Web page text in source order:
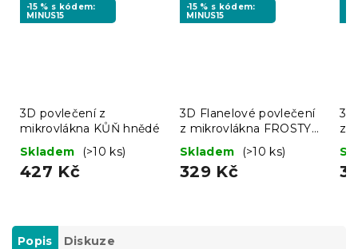
-15 % s kódem:
MINUS15
3D povlečení z
mikrovlákna KŮŇ hnědé
Skladem
(>10 ks)
427 Kč
-15 % s kódem:
MINUS15
3D Flanelové povlečení
z mikrovlákna FROSTY
RIDER barevné + povlak
na polštářek 40x50 cm
zdarma
Skladem (>10 ks)
329 Kč
z
Popis Diskuze